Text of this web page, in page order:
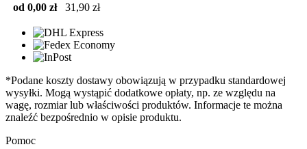
od 0,00 zł
31,90 zł
*Podane koszty dostawy obowiązują w przypadku standardowej
wysyłki. Mogą wystąpić dodatkowe opłaty, np. ze względu na
wagę, rozmiar lub właściwości produktów. Informacje te można
znaleźć bezpośrednio w opisie produktu.
Pomoc